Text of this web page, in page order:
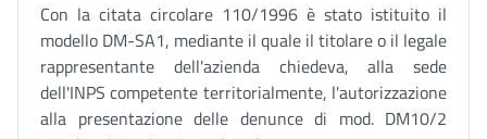
Con la citata circolare 110/1996 è stato istituito il
modello DM-SA1, mediante il quale il titolare o il legale
rappresentante dell'azienda chiedeva, alla sede
dell'INPS competente territorialmente, l'autorizzazione
alla presentazione delle denunce di mod. DM10/2